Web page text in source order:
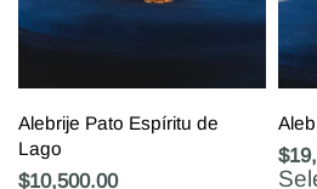
Alebrije Pato Espíritu de
Lago
$10,500.00
$